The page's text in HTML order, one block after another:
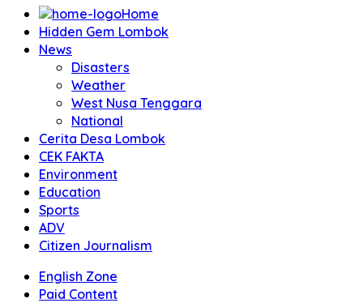
Home
Hidden Gem Lombok
News
Disasters
Weather
West Nusa Tenggara
National
Cerita Desa Lombok
CEK FAKTA
Environment
Education
Sports
ADV
Citizen Journalism
English Zone
Paid Content